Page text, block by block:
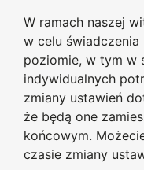
W ramach naszej
w celu świadczenia
poziomie, w tym w
indywidualnych
zmiany ustawień
że będą one
końcowym.
czasie zmiany
Przejdź do
Przejdź do
Przejdź do
Przejdź do
w